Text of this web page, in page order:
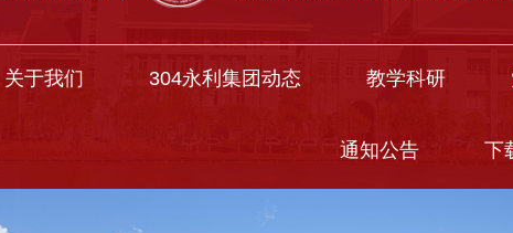
关于我们 304永利集团动态 教学科研
通知公告 下